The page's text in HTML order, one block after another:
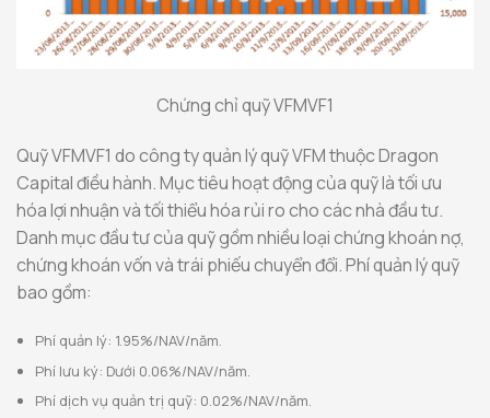
Chứng chỉ quỹ VFMVF1
Quỹ VFMVF1 do công ty quản lý quỹ VFM thuộc Dragon
Capital điều hành. Mục tiêu hoạt động của quỹ là tối ưu
hóa lợi nhuận và tối thiểu hóa rủi ro cho các nhà đầu tư.
Danh mục đầu tư của quỹ gồm nhiều loại chứng khoán nợ,
chứng khoán vốn và trái phiếu chuyển đổi. Phí quản lý quỹ
bao gồm:
Phí quản lý: 1.95%/NAV/năm.
Phí lưu ký: Dưới 0.06%/NAV/năm.
Phí dịch vụ quản trị quỹ: 0.02%/NAV/năm.